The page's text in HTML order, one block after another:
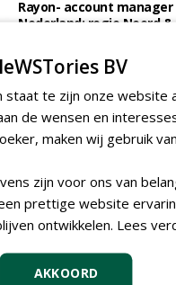
Rayon- account manager
Nederland; regio Noord &
Boomrooier /
ETW bij Weijtmans
04-05-2026
Proefveldmedewerker/
landbouwmachines bij DSV
zaden Nederland B.V.
06-08-2026, Ven-Zelderheide
Kasmedewerker (fulltime)
06-08-2026, Ven-Zelderheide
BV
staat te zijn onze website
de wensen en
maken wij gebruik van
zijn voor ons van
prettige website
ontwikkelen. Lees
AKKOORD